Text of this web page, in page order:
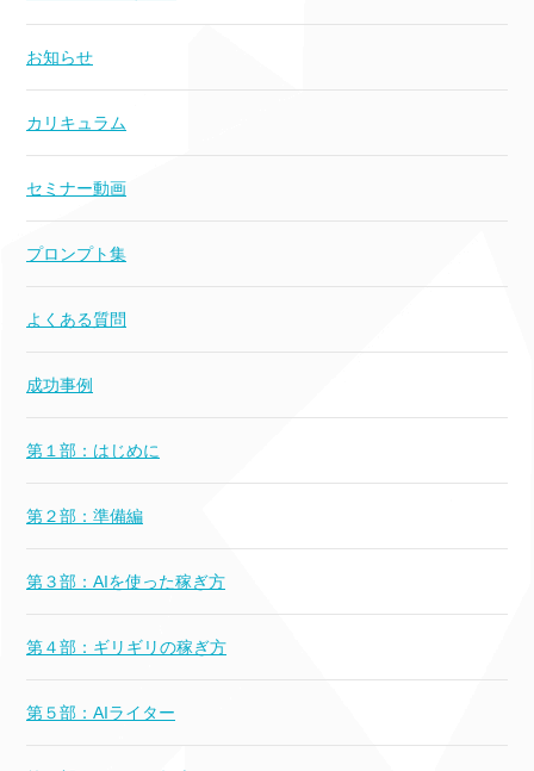
お知らせ
カリキュラム
セミナー動画
プロンプト集
よくある質問
成功事例
第１部：はじめに
第２部：準備編
第３部：AIを使った稼ぎ方
第４部：ギリギリの稼ぎ方
第５部：AIライター